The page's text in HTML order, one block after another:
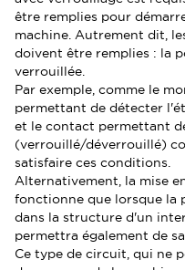
être remplies pour
machine. Autrement dit,
doivent être remplies : la
verrouillée.
Par exemple, comme le
permettant de détecter
et le contact permettant
(verrouillé/déverrouillé)
satisfaire ces conditions.
Alternativement, la mise
fonctionne que lorsque la
dans la structure d'un
permettra également de
Ce type de circuit, qui ne